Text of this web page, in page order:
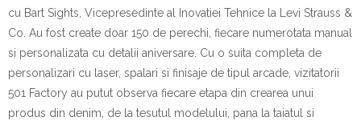
cu Bart Sights, Vicepresedinte al Inovatiei Tehnice la Levi Strauss &
Co. Au fost create doar 150 de perechi, fiecare numerotata manual
si personalizata cu detalii aniversare. Cu o suita completa de
personalizari cu laser, spalari si finisaje de tipul arcade, vizitatorii
501 Factory au putut observa fiecare etapa din crearea unui
produs din denim, de la tesutul modelului, pana la taiatul si